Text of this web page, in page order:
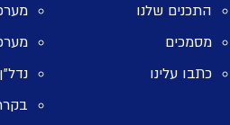
התכנים שלנו
מסמכים
כתבו עלינו